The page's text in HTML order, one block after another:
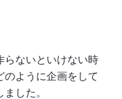
らないといけない時
のように企画をして
した。